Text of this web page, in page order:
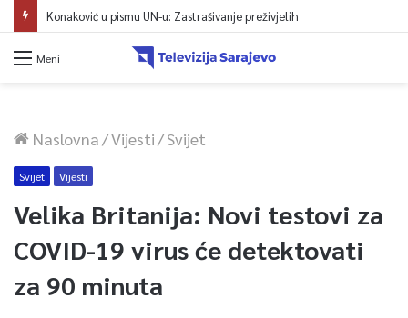
Konaković u pismu UN-u: Zastrašivanje preživjelih
Meni
Naslovna/Vijesti/Svijet
Svijet Vijesti
Velika Britanija: Novi testovi za
COVID-19 virus će detektovati
za 90 minuta